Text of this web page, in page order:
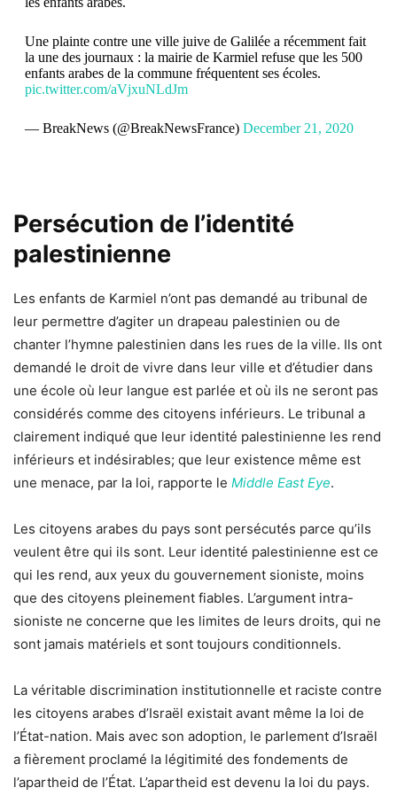
Une plainte contre une ville juive de Galilée a récemment fait
la une des journaux : la mairie de Karmiel refuse que les 500
enfants arabes de la commune fréquentent ses écoles.
pic.twitter.com/aVjxuNLdJm
— BreakNews (@BreakNewsFrance) December 21, 2020
Persécution de l’identité
palestinienne
Les enfants de Karmiel n’ont pas demandé au tribunal de
leur permettre d’agiter un drapeau palestinien ou de
chanter l’hymne palestinien dans les rues de la ville. Ils ont
demandé le droit de vivre dans leur ville et d’étudier dans
une école où leur langue est parlée et où ils ne seront pas
considérés comme des citoyens inférieurs. Le tribunal a
clairement indiqué que leur identité palestinienne les rend
inférieurs et indésirables; que leur existence même est
une menace, par la loi, rapporte le Middle East Eye.
Les citoyens arabes du pays sont persécutés parce qu’ils
veulent être qui ils sont. Leur identité palestinienne est ce
qui les rend, aux yeux du gouvernement sioniste, moins
que des citoyens pleinement fiables. L’argument intra-
sioniste ne concerne que les limites de leurs droits, qui ne
sont jamais matériels et sont toujours conditionnels.
La véritable discrimination institutionnelle et raciste contre
les citoyens arabes d’Israël existait avant même la loi de
l’État-nation. Mais avec son adoption, le parlement d’Israël
a fièrement proclamé la légitimité des fondements de
l’apartheid de l’État. L’apartheid est devenu la loi du pays.